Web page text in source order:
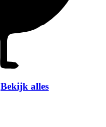
Bekijk alles